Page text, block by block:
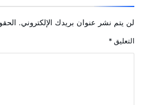
لن يتم نشر عنوان بريدك الإلكتروني.
التعليق *